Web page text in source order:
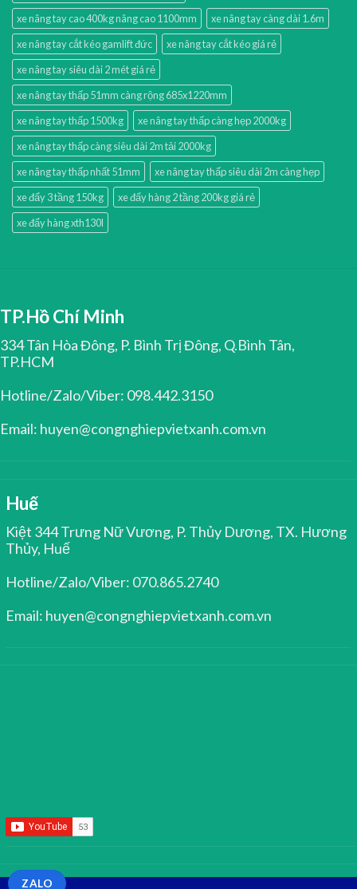
xe nâng tay cao 400kg nâng cao 1100mm
xe nâng tay càng dài 1.6m
xe nâng tay cắt kéo gamlift đức
xe nâng tay cắt kéo giá rẻ
xe nâng tay siêu dài 2 mét giá rẻ
xe nâng tay thấp 51mm càng rộng 685x1220mm
xe nâng tay thấp 1500kg
xe nâng tay thấp càng hẹp 2000kg
xe nâng tay thấp càng siêu dài 2m tải 2000kg
xe nâng tay thấp nhất 51mm
xe nâng tay thấp siêu dài 2m càng hẹp
xe đẩy 3 tầng 150kg
xe đẩy hàng 2 tầng 200kg giá rẻ
xe đẩy hàng xth130l
TP.Hồ Chí Minh
334 Tân Hòa Đông, P. Bình Trị Đông, Q.Bình Tân,
TP.HCM
Hotline/Zalo/Viber: 098.442.3150
Email: huyen@congnghiepvietxanh.com.vn
Huế
Kiệt 344 Trưng Nữ Vương, P. Thủy Dương, TX. Hương
Thủy, Huế
Hotline/Zalo/Viber: 070.865.2740
Email: huyen@congnghiepvietxanh.com.vn
ZALO